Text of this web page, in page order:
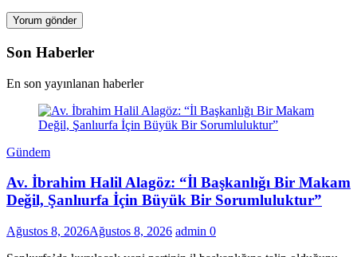
Son Haberler
En son yayınlanan haberler
Gündem
Av. İbrahim Halil Alagöz: “İl Başkanlığı Bir Makam
Değil, Şanlıurfa İçin Büyük Bir Sorumluluktur”
Ağustos 8, 2026Ağustos 8, 2026 admin 0